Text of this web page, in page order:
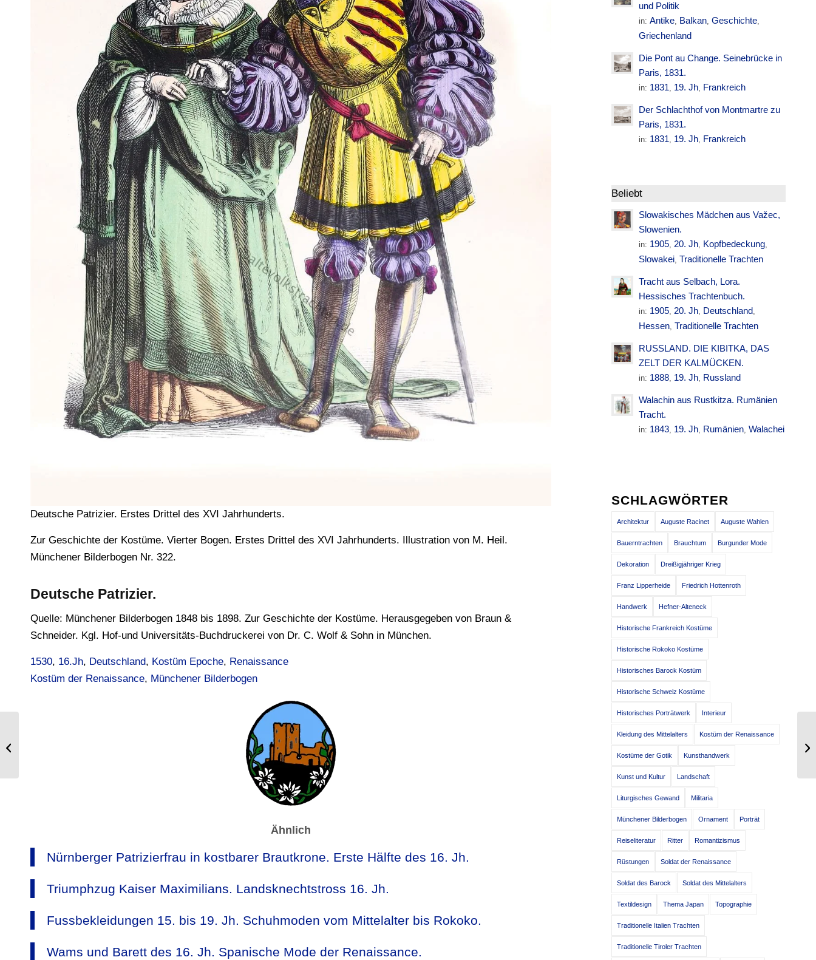
Deutsche Patrizier. Erstes Drittel des XVI Jahrhunderts.
Zur Geschichte der Kostüme. Vierter Bogen. Erstes Drittel des XVI Jahrhunderts. Illustration von M. Heil.
Münchener Bilderbogen Nr. 322.
Deutsche Patrizier.
Quelle: Münchener Bilderbogen 1848 bis 1898. Zur Geschichte der Kostüme. Herausgegeben von Braun &
Schneider. Kgl. Hof-und Universitäts-Buchdruckerei von Dr. C. Wolf & Sohn in München.
1530, 16.Jh, Deutschland, Kostüm Epoche, Renaissance
Kostüm der Renaissance, Münchener Bilderbogen
Ähnlich
Nürnberger Patrizierfrau in kostbarer Brautkrone. Erste Hälfte des 16. Jh.
Triumphzug Kaiser Maximilians. Landsknechtstross 16. Jh.
Fussbekleidungen 15. bis 19. Jh. Schuhmoden vom Mittelalter bis Rokoko.
Wams und Barett des 16. Jh. Spanische Mode der Renaissance.
und Politik
in:Antike, Balkan,Geschichte,
Griechenland
Die Pont au Change. Seinebrücke in
Paris, 1831.
in: 1831, 19. Jh, Frankreich
Der Schlachthof von Montmartre zu
Paris, 1831.
in: 1831, 19. Jh, Frankreich
Beliebt
Slowakisches Mädchen aus Važec,
Slowenien.
in: 1905,20. Jh, Kopfbedeckung,
Slowakei, Traditionelle Trachten
Tracht aus Selbach, Lora.
Hessisches Trachtenbuch.
in: 1905,20. Jh, Deutschland,
Hessen, Traditionelle Trachten
RUSSLAND. DIE KIBITKA, DAS
ZELT DER KALMÜCKEN.
in: 1888, 19. Jh, Russland
Walachin aus Rustkitza. Rumänien
Tracht.
in: 1843, 19. Jh, Rumänien,Walachei
SCHLAGWÖRTER
Architektur Auguste Racinet Auguste Wahlen
Bauerntrachten Brauchtum Burgunder Mode
Dekoration Dreißigjähriger Krieg
Franz Lipperheide Friedrich Hottenroth
Handwerk Hefner-Alteneck
Historische Frankreich Kostüme
Historische Rokoko Kostüme
Historisches Barock Kostüm
Historische Schweiz Kostüme
Historisches Porträtwerk Interieur
Kleidung des Mittelalters Kostüm der Renaissance
Kostüme der Gotik Kunsthandwerk
Kunst und Kultur Landschaft
Liturgisches Gewand Militaria
Münchener Bilderbogen Ornament Porträt
Reiseliteratur Ritter Romantizismus
Rüstungen Soldat der Renaissance
Soldat des Barock Soldat des Mittelalters
Textildesign Thema Japan Topographie
Traditionelle Italien Trachten
Traditionelle Tiroler Trachten